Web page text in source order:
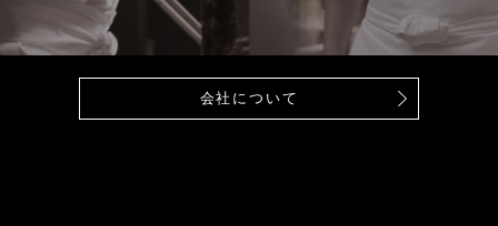
会社について